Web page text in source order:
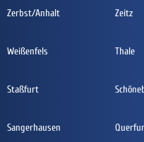
Zerbst/Anhalt Zeitz
Weißenfels Thale
Staßfurt
Sangerhausen